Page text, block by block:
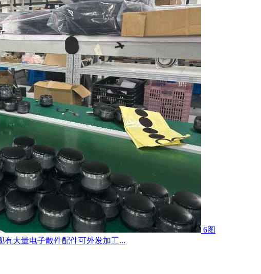
6图
大量电子散件配件可外发加工...